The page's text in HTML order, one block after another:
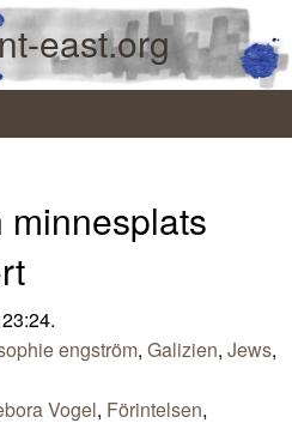
east.org
engström, Galizien, Jews,
Vogel, Förintelsen,